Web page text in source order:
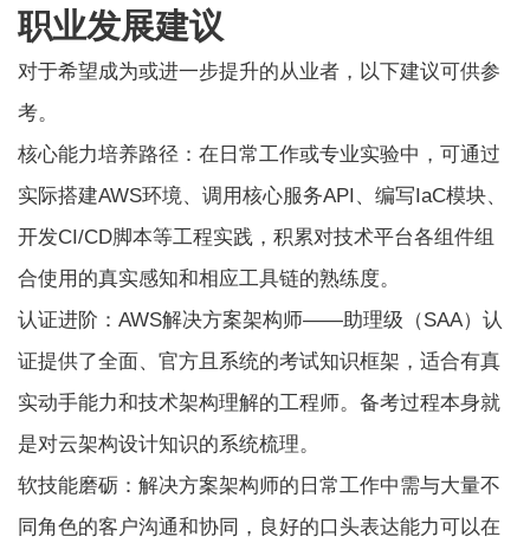
职业发展建议
对于希望成为或进一步提升的从业者，以下建议可供参
考。
核心能力培养路径：在日常工作或专业实验中，可通过
实际搭建AWS环境、调用核心服务API、编写IaC模块、
开发CI/CD脚本等工程实践，积累对技术平台各组件组
合使用的真实感知和相应工具链的熟练度。
认证进阶：AWS解决方案架构师——助理级（SAA）认
证提供了全面、官方且系统的考试知识框架，适合有真
实动手能力和技术架构理解的工程师。备考过程本身就
是对云架构设计知识的系统梳理。
软技能磨砺：解决方案架构师的日常工作中需与大量不
同角色的客户沟通和协同，良好的口头表达能力可以在